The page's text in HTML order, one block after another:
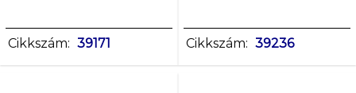
Cikkszám: 39171 Cikkszám: 39236